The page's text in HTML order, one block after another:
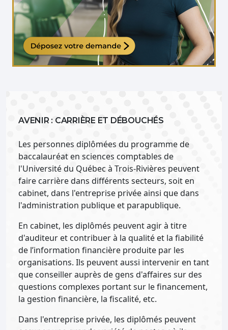
AVENIR : CARRIÈRE ET DÉBOUCHÉS
Les personnes diplômées du programme de
baccalauréat en sciences comptables de
l'Université du Québec à Trois-Rivières peuvent
faire carrière dans différents secteurs, soit en
cabinet, dans l'entreprise privée ainsi que dans
l'administration publique et parapublique.
En cabinet, les diplômés peuvent agir à titre
d'auditeur et contribuer à la qualité et la fiabilité
de l’information financière produite par les
organisations. Ils peuvent aussi intervenir en tant
que conseiller auprès de gens d'affaires sur des
questions complexes portant sur le financement,
la gestion financière, la fiscalité, etc.
Dans l'entreprise privée, les diplômés peuvent